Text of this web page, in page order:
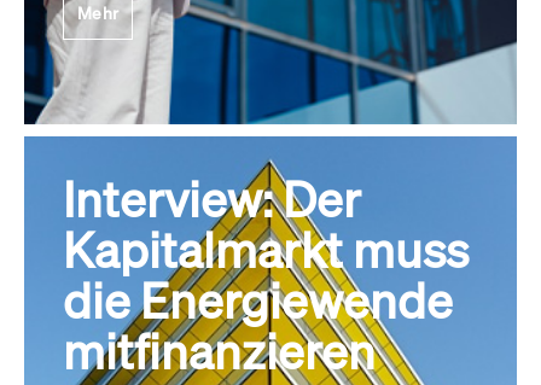
Mehr
Interview: Der
Kapitalmarkt muss
die Energiewende
mitfinanzieren